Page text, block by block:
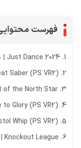
فهرست
1. Just Dance 2024 | جاست دنس 2024
2. Beat Saber (PS VR2) | بیت سیبر
3. Fitness Boxing: Fist of the North Star | فیتنس بوکسینگ
4. Creed: Rise to Glory (PS VR2) | کرید: رایز تو گلوری
5. Pistol Whip (PS VR2) | پیستول ویپ
6. Knockout League | ناک اوت لیگ